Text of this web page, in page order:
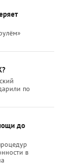
по
до
в